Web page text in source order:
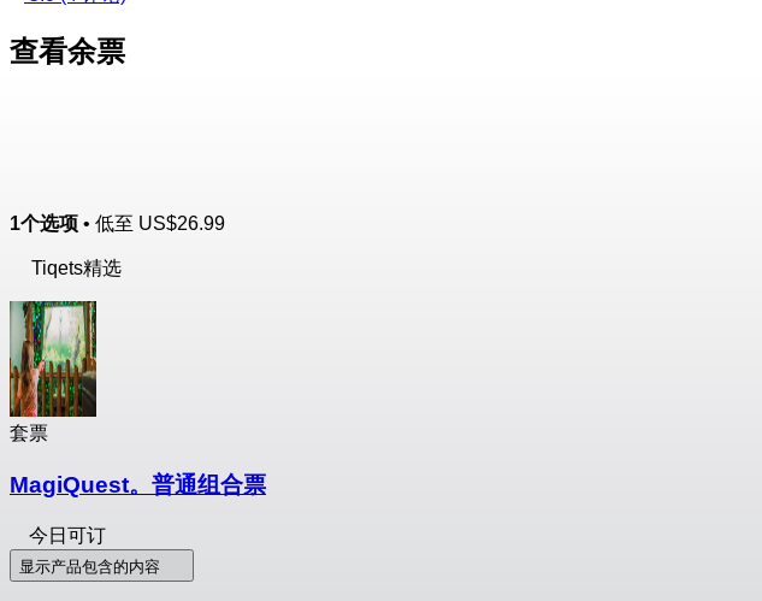
查看余票
1个选项 • 低至 US$26.99
Tiqets精选
套票
MagiQuest。普通组合票
今日可订
显示产品包含的内容